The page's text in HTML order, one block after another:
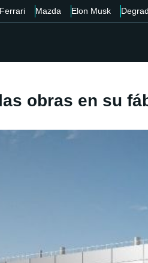
Ferrari Mazda Elon Musk
obras en su